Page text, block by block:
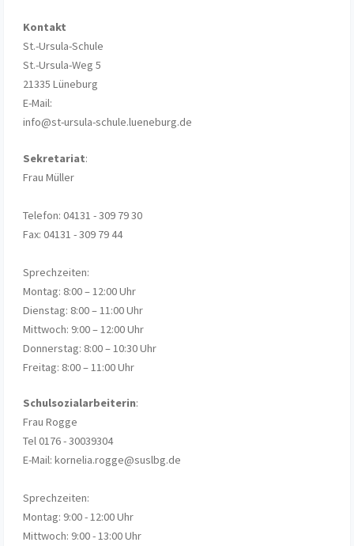
Kontakt
St.-Ursula-Schule
St.-Ursula-Weg 5
21335 Lüneburg
E-Mail:
info@st-ursula-schule.lueneburg.de
Sekretariat:
Frau Müller
Telefon: 04131 - 309 79 30
Fax: 04131 - 309 79 44
Sprechzeiten:
Montag: 8:00 – 12:00 Uhr
Dienstag: 8:00 – 11:00 Uhr
Mittwoch: 9:00 – 12:00 Uhr
Donnerstag: 8:00 – 10:30 Uhr
Freitag: 8:00 – 11:00 Uhr
Schulsozialarbeiterin:
Frau Rogge
Tel 0176 - 30039304
E-Mail: kornelia.rogge@suslbg.de
Sprechzeiten:
Montag: 9:00 - 12:00 Uhr
Mittwoch: 9:00 - 13:00 Uhr